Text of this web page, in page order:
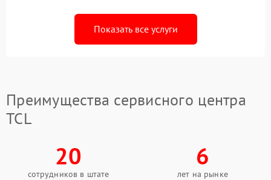
Показать все услуги
Преимущества сервисного центра
TCL
20
сотрудников в штате
6
лет на рынке